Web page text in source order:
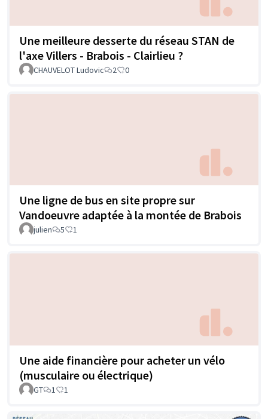
Une meilleure desserte du réseau STAN de
l'axe Villers - Brabois - Clairlieu ?
CHAUVELOT Ludovic 2 0
Une ligne de bus en site propre sur
Vandoeuvre adaptée à la montée de Brabois
julien 5 1
Une aide financière pour acheter un vélo
(musculaire ou électrique)
GT 1 1